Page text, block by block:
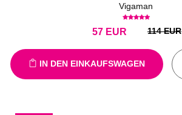
Vigaman
EUR
57 114 EUR
IN DEN EINKAUFSWAGEN